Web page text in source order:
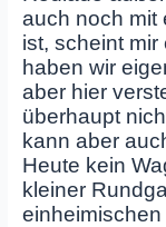
auch noch mit
ist, scheint
haben wir
aber hier
überhaupt
kann aber
Heute kein
kleiner